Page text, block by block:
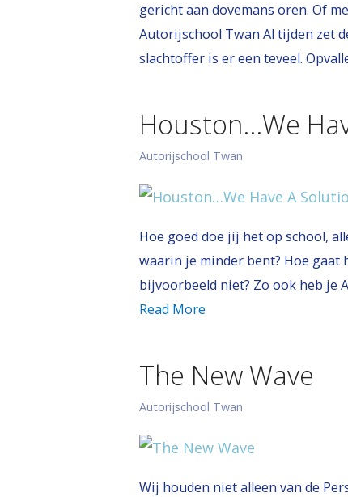
gericht aan dovemans oren. Of
Autorijschool Twan Al tijden zet
slachtoffer is er een teveel.
Houston…We
Autorijschool Twan
Hoe goed doe jij het op school,
waarin je minder bent? Hoe
bijvoorbeeld niet? Zo ook heb je
Read More
The New Wave
Autorijschool Twan
Wij houden niet alleen van de